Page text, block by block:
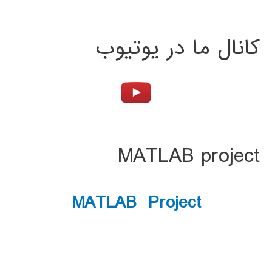
کانال ما در یوتیوب
MATLAB project
MATLAB Project